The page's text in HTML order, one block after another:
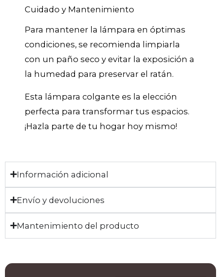
Cuidado y Mantenimiento
Para mantener la lámpara en óptimas
condiciones, se recomienda limpiarla
con un paño seco y evitar la exposición a
la humedad para preservar el ratán.
Esta lámpara colgante es la elección
perfecta para transformar tus espacios.
¡Hazla parte de tu hogar hoy mismo!
Información adicional
Envío y devoluciones
Mantenimiento del producto